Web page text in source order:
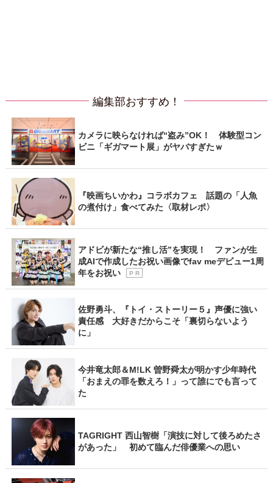
編集部おすすめ！
カメラに映らなければ“盗み”OK！ 体験型コン
ビニ「ギガマート展」がヤバすぎたｗ
『映画ちいかわ』コラボカフェ 話題の「人魚
の煮付け」食べてみた〈取材レポ〉
アドビが新たな“推し活”を実現！ ファンが生
成AIで作成したお祝い画像でfav meデビュー1周
年をお祝い
P R
佐野勇斗、『トイ・ストーリー５』声優に強い
責任感 大好きだからこそ「裏切らないよう
に」
今井竜太郎＆M!LK 曽野舜太が明かす少年時代
「おまえの罪を数えろ！」って誰にでも言って
た
TAGRIGHT 西山智樹「演技に対して後ろめたさ
があった」 初めて臨んだ俳優業への思い